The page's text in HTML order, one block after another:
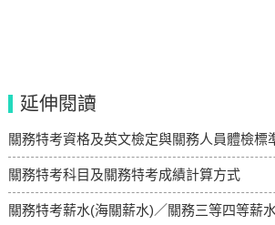
延伸閱讀
關務特考資格及英文檢定與關務人員體檢標
關務特考科目及關務特考成績計算方式
關務特考薪水(海關薪水)／關務三等四等薪